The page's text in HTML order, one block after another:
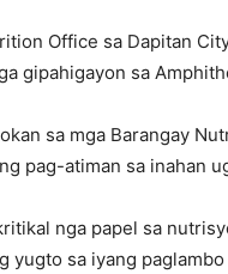
Office sa Dapitan
gipahigayon sa
sa mga Barangay
pag-atiman sa inahan
nga papel sa
yugto sa iyang